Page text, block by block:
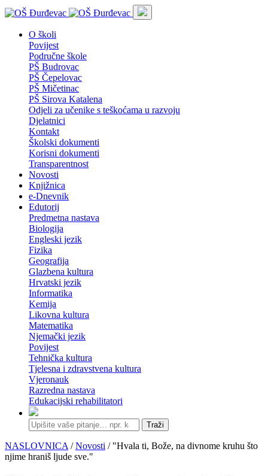
O školi
Povijest
Područne škole
PŠ Budrovac
PŠ Čepelovac
PŠ Mičetinac
PŠ Sirova Katalena
Odjeli za učenike s teškoćama u razvoju
Djelatnici
Kontakt
Školski dokumenti
Korisni dokumenti
Transparentnost
Novosti
Knjižnica
e-Dnevnik
Edutorij
Predmetna nastava
Biologija
Engleski jezik
Fizika
Geografija
Glazbena kultura
Hrvatski jezik
Informatika
Kemija
Likovna kultura
Matematika
Njemački jezik
Povijest
Tehnička kultura
Tjelesna i zdravstvena kultura
Vjeronauk
Razredna nastava
Edukacijski rehabilitatori
Traži
NASLOVNICA /Novosti / "Hvala ti, Bože, na divnome kruhu što
njime hraniš ljude sve."